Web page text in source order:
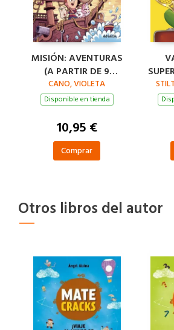
MISIÓN: AVENTURAS
(A PARTIR DE 9
AÑOS)
CANO, VIOLETA
Disponible en tienda
10,95 €
Comprar
Otros libros del autor